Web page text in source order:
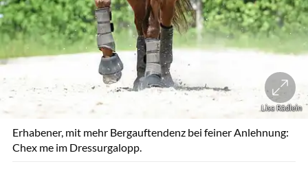
Lisa Rädlein
Erhabener, mit mehr Bergauftendenz bei feiner Anlehnung:
Chex me im Dressurgalopp.